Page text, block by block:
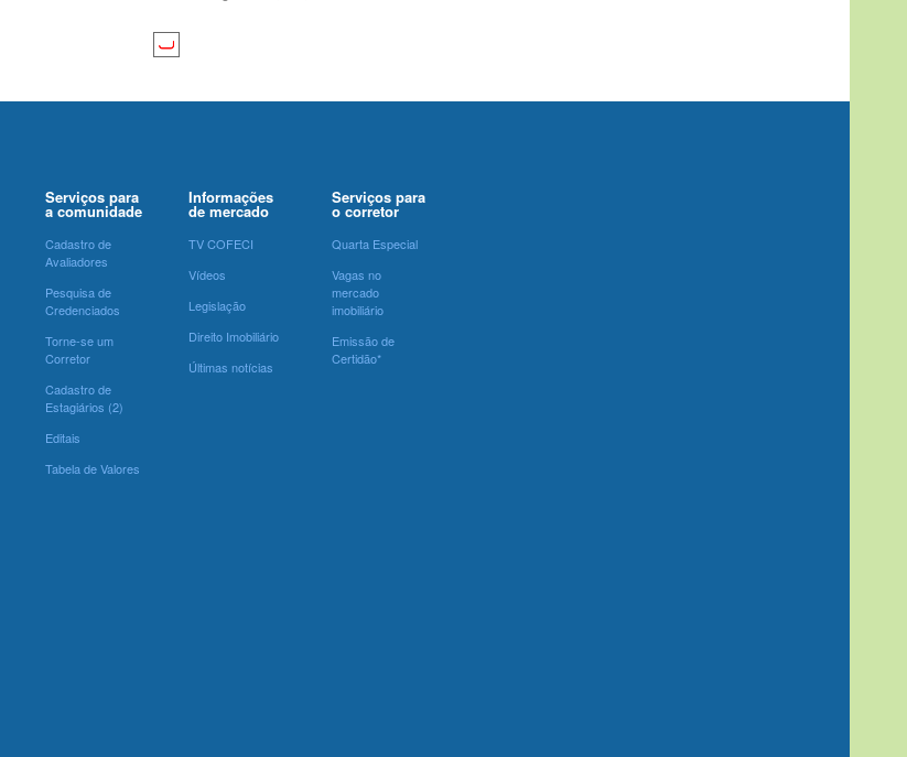
Serviços para
a comunidade
Cadastro de
Avaliadores
Pesquisa de
Credenciados
Torne-se um
Corretor
Cadastro de
Estagiários (2)
Editais
Tabela de Valores
Informações
de mercado
TV COFECI
Vídeos
Legislação
Direito Imobiliário
Últimas notícias
Serviços para
o corretor
Quarta Especial
Vagas no
mercado
imobiliário
Emissão de
Certidão*